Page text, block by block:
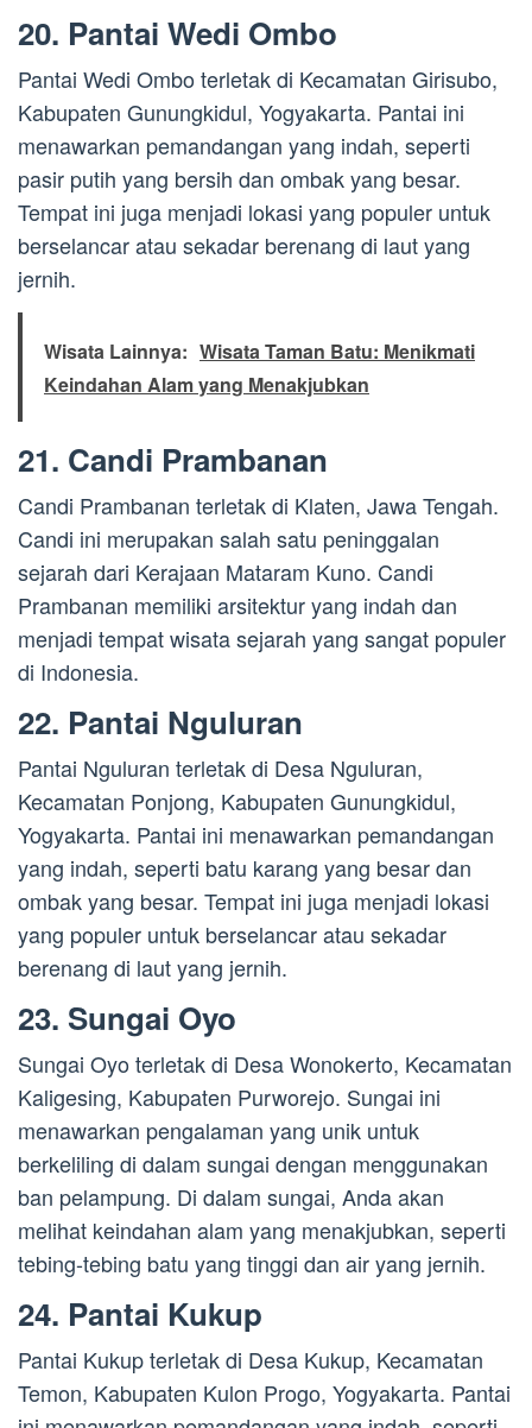
20. Pantai Wedi Ombo
Pantai Wedi Ombo terletak di Kecamatan Girisubo,
Kabupaten Gunungkidul, Yogyakarta. Pantai ini
menawarkan pemandangan yang indah, seperti
pasir putih yang bersih dan ombak yang besar.
Tempat ini juga menjadi lokasi yang populer untuk
berselancar atau sekadar berenang di laut yang
jernih.
Wisata Lainnya: Wisata Taman Batu: Menikmati
Keindahan Alam yang Menakjubkan
21. Candi Prambanan
Candi Prambanan terletak di Klaten, Jawa Tengah.
Candi ini merupakan salah satu peninggalan
sejarah dari Kerajaan Mataram Kuno. Candi
Prambanan memiliki arsitektur yang indah dan
menjadi tempat wisata sejarah yang sangat populer
di Indonesia.
22. Pantai Nguluran
Pantai Nguluran terletak di Desa Nguluran,
Kecamatan Ponjong, Kabupaten Gunungkidul,
Yogyakarta. Pantai ini menawarkan pemandangan
yang indah, seperti batu karang yang besar dan
ombak yang besar. Tempat ini juga menjadi lokasi
yang populer untuk berselancar atau sekadar
berenang di laut yang jernih.
23. Sungai Oyo
Sungai Oyo terletak di Desa Wonokerto, Kecamatan
Kaligesing, Kabupaten Purworejo. Sungai ini
menawarkan pengalaman yang unik untuk
berkeliling di dalam sungai dengan menggunakan
ban pelampung. Di dalam sungai, Anda akan
melihat keindahan alam yang menakjubkan, seperti
tebing-tebing batu yang tinggi dan air yang jernih.
24. Pantai Kukup
Pantai Kukup terletak di Desa Kukup, Kecamatan
Temon, Kabupaten Kulon Progo, Yogyakarta. Pantai